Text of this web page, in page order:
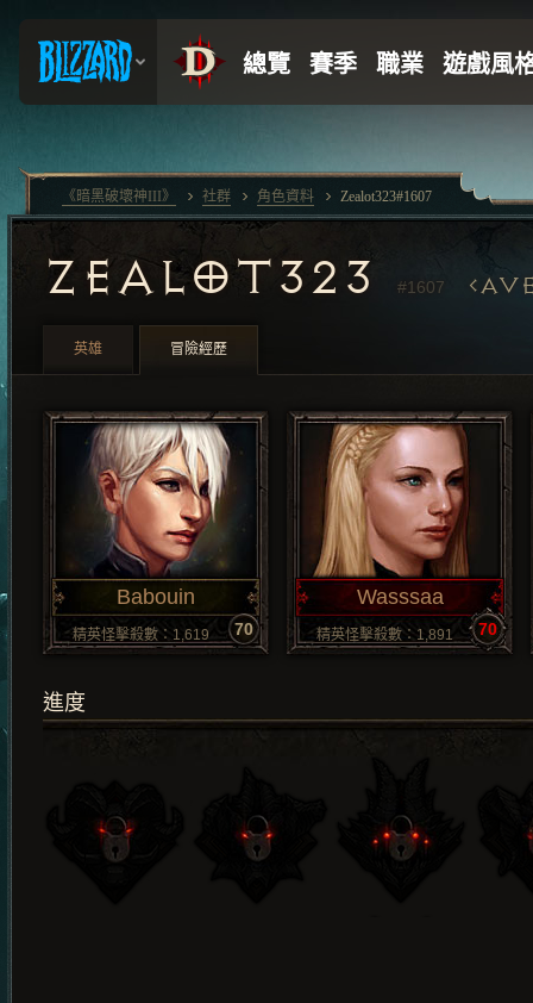
ZEALOT323 #1607
英雄 冒險經歷
Babouin
精英怪擊殺數：1,619 70
Wasssaa
精英怪擊殺數：1,891 70
進度
《暗黑破壞神III》 社群 角色資料 Zealot323#1607